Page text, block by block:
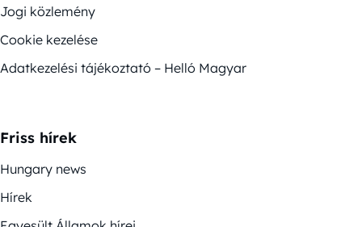
Jogi közlemény
Cookie kezelése
Adatkezelési tájékoztató – Helló Magyar
Friss hírek
Hungary news
Hírek